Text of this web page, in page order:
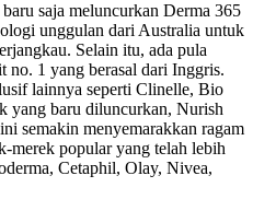
saja meluncurkan Derma 365
unggulan dari Australia untuk
Selain itu, ada pula
no. 1 yang berasal dari Inggris.
lainnya seperti Clinelle, Bio
yang baru diluncurkan, Nurish
semakin menyemarakkan ragam
merek popular yang telah lebih
Cetaphil, Olay, Nivea,